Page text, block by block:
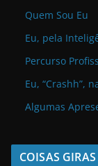
Quem Sou Eu
Eu, pela
Percurso
Eu, “Crashh”,
Algumas
COISAS GIRAS